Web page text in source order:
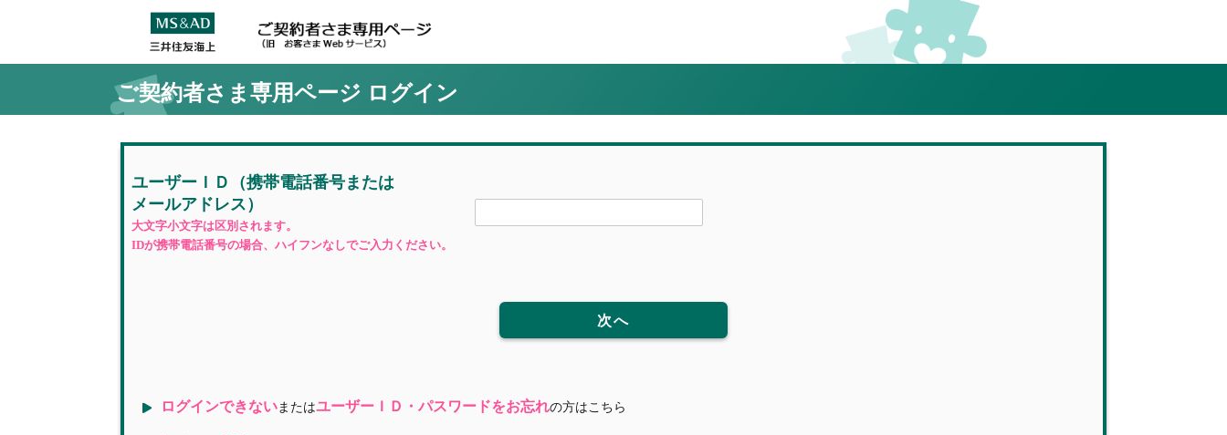
ご契約者さま専用ページ ログイン
ユーザーＩＤ （携帯電話番号または
メールアドレス）
大文字小文字は区別されます。
IDが携帯電話番号の場合、ハイフンなしでご入力ください。
次へ
ログインできないまたはユーザーＩＤ・パスワードをお忘れの方はこちら